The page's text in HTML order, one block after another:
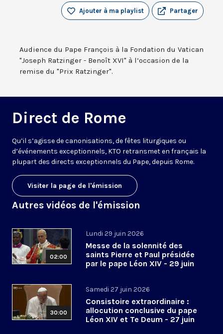
Partager
Ajouter à ma playlist
Audience du Pape François à la Fondation du Vatican
"Joseph Ratzinger - Benoît XVI" à l’occasion de la
remise du "Prix Ratzinger".
Direct de Rome
Qu’il s’agisse de canonisations, de fêtes liturgiques ou
d’événements exceptionnels, KTO retransmet en français la
plupart des directs exceptionnels du Pape, depuis Rome.
Visiter la page de l'émission
Autres vidéos de l'émission
02:00
Lundi 29 juin 2026
Messe de la solennité des
saints Pierre et Paul présidée
par le pape Léon XIV - 29 juin
30:00
Samedi 27 juin 2026
Consistoire extraordinaire :
allocution conclusive du pape
Léon XIV et Te Deum - 27 juin